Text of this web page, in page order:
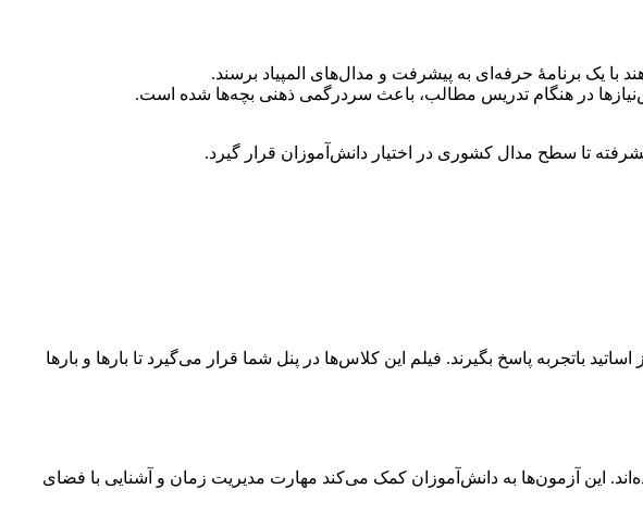
با یک برنامۀ حرفه‌ای به پیشرفت و مدال‌های المپیاد برسند.
در هنگام تدریس مطالب، باعث سردرگمی ذهنی بچه‌ها شده است.
تا سطح مدال کشوری در اختیار دانش‌آموزان قرار گیرد.
باتجربه پاسخ بگیرند. فیلم این کلاس‌ها در پنل شما قرار می‌گیرد تا بارها و بارها
این آزمون‌ها به دانش‌آموزان کمک می‌کند مهارت مدیریت زمان و آشنایی با فضای